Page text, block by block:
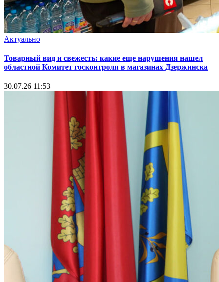
Актуально
Товарный вид и свежесть: какие еще нарушения нашел
областной Комитет госконтроля в магазинах Дзержинска
30.07.26 11:53